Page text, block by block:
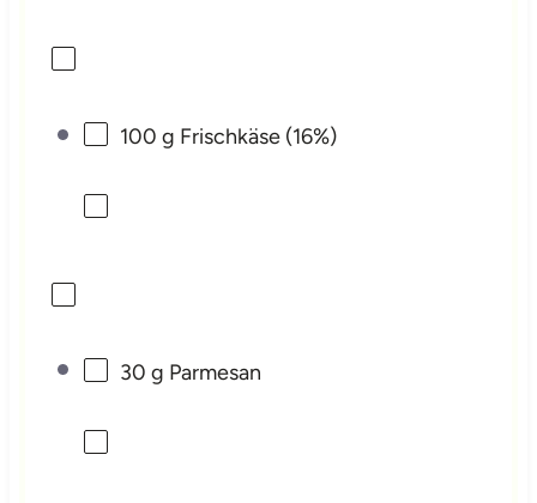
100 g Frischkäse (16%)
30 g Parmesan